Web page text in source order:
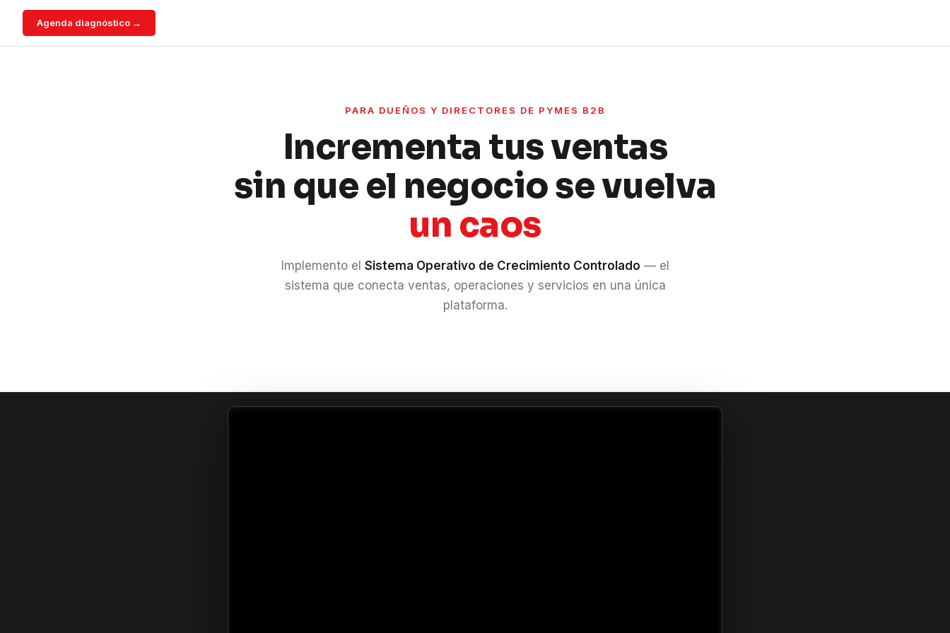
Agenda diagnóstico →
PARA DUEÑOS Y DIRECTORES DE PYMES B2B
Incrementa tus ventas
sin que el negocio se vuelva
un caos
Implemento el Sistema Operativo de Crecimiento Controlado — el
sistema que conecta ventas, operaciones y servicios en una única
plataforma.